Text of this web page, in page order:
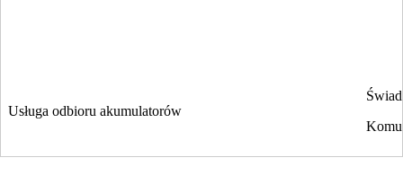
Usługa odbioru akumulatorów